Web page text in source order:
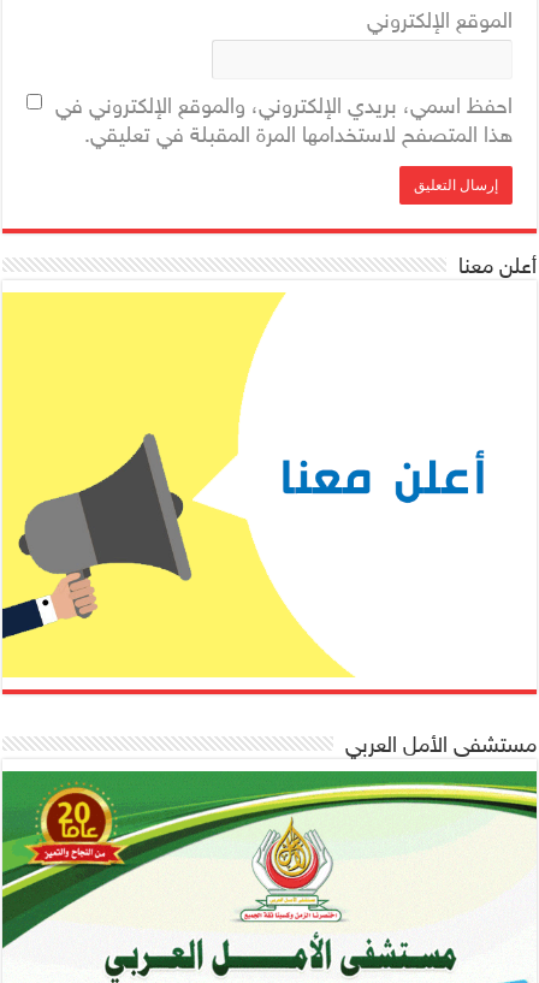
الموقع الإلكتروني
احفظ اسمي، بريدي الإلكتروني، والموقع الإلكتروني في
هذا المتصفح لاستخدامها المرة المقبلة في تعليقي.
أعلن معنا
مستشفى الأمل العربي